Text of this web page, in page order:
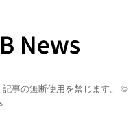
記事の無断使用を禁じます。 ©